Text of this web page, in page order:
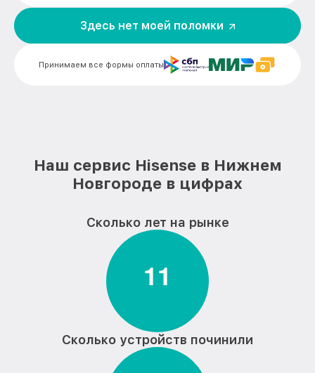
Ремонт блока управления монитора
Замена блока питания монитора Hisense от 1500₽
Принимаем все формы оплаты
Здесь нет моей поломки
Наш сервис Hisense в Нижнем
Новгороде в цифрах
Сколько лет на рынке
11
Сколько устройств починили